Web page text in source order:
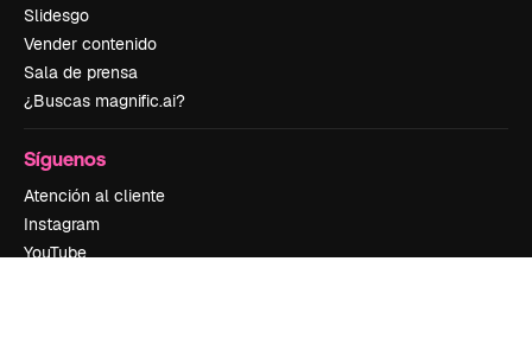
Slidesgo
Vender contenido
Sala de prensa
¿Buscas magnific.ai?
Síguenos
Atención al cliente
Instagram
YouTube